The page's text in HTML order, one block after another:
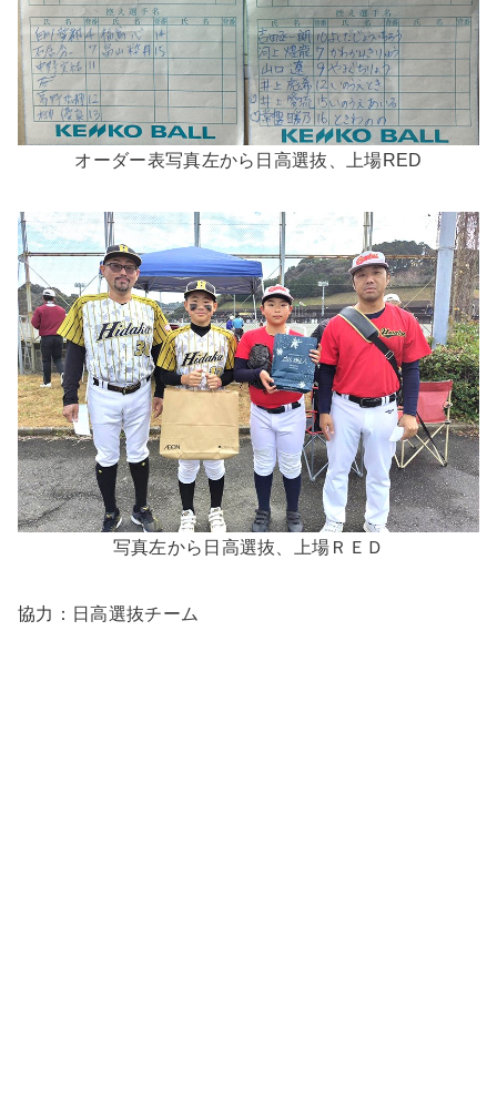
オーダー表写真左から日高選抜、上場RED
写真左から日高選抜、上場ＲＥＤ
協力：日高選抜チーム